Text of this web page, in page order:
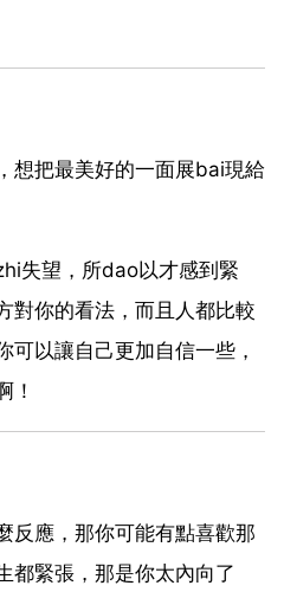
想把最美好的一面展bai現給
失望，所dao以才感到緊
對你的看法，而且人都比較
可以讓自己更加自信一些，
！
反應，那你可能有點喜歡那
都緊張，那是你太內向了